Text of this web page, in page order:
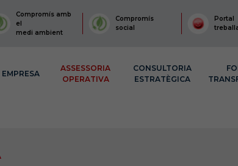
Compromís amb
el
medi ambient
Compromís
social
Portal
EMPRESA
ASSESSORIA
OPERATIVA
CONSULTORIA
ESTRATÈGICA